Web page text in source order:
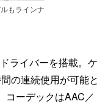
もラインナ
ライバーを搭載。ケ
の連続使用が可能と
コーデックはAAC／